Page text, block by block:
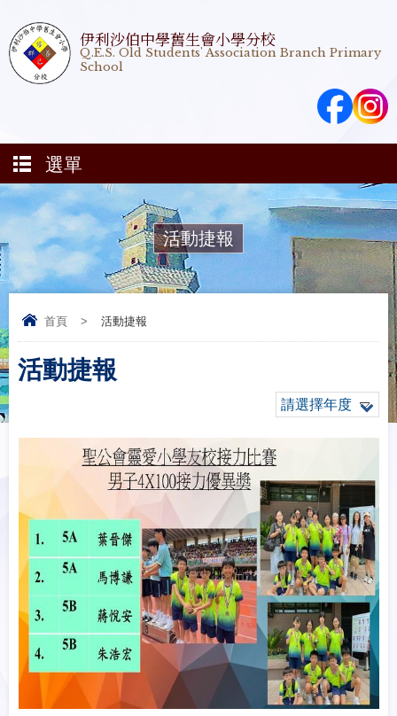
伊利沙伯中學舊生會小學分校
Q.E.S. Old Students' Association Branch Primary
School
選單
活動捷報
首頁 > 活動捷報
活動捷報
請選擇年度